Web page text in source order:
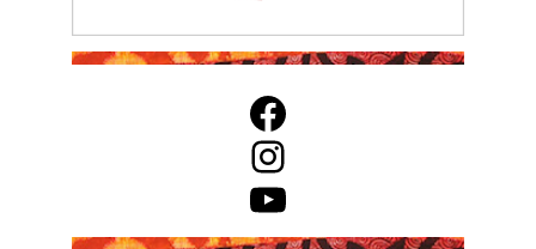
Facebook
Instagram
YouTube